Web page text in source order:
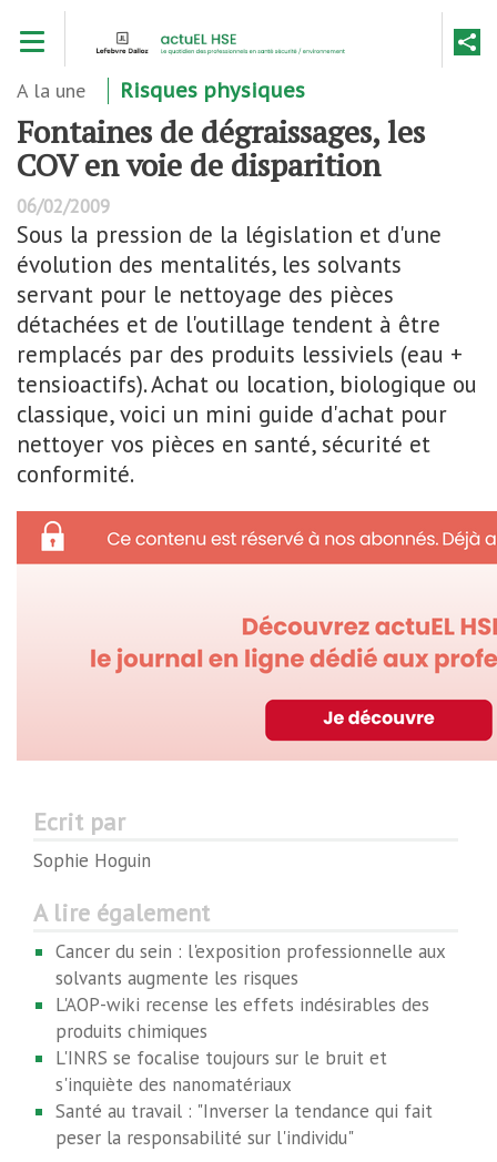
contenu
A la une Risques physiques
Fontaines de dégraissages, les
COV en voie de disparition
06/02/2009
Sous la pression de la législation et d'une
évolution des mentalités, les solvants
servant pour le nettoyage des pièces
détachées et de l'outillage tendent à être
remplacés par des produits lessiviels (eau +
tensioactifs). Achat ou location, biologique ou
classique, voici un mini guide d'achat pour
nettoyer vos pièces en santé, sécurité et
conformité.
Ecrit par
Sophie Hoguin
A lire également
Cancer du sein : l'exposition professionnelle aux
solvants augmente les risques
L'AOP-wiki recense les effets indésirables des
produits chimiques
L'INRS se focalise toujours sur le bruit et
s'inquiète des nanomatériaux
Santé au travail : "Inverser la tendance qui fait
peser la responsabilité sur l'individu"